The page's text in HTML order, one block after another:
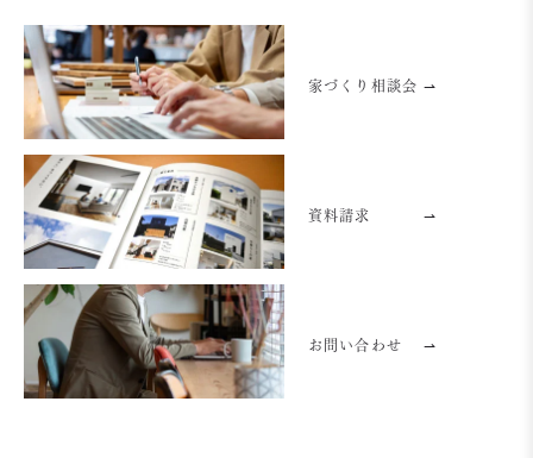
家づくり相談会 ⇀
資料請求 ⇀
お問い合わせ ⇀